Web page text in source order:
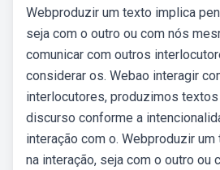
Webproduzir um texto implica
seja com o outro ou com nós
comunicar com outros
considerar os. Webao interagir
interlocutores, produzimos
discurso conforme a
interação com o. Webproduzir
na interação, seja com o outro ou